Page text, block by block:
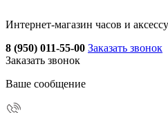
Интернет-магазин часов и
8 (950) 011-55-00 Заказать звонок
Заказать звонок
Ваше сообщение